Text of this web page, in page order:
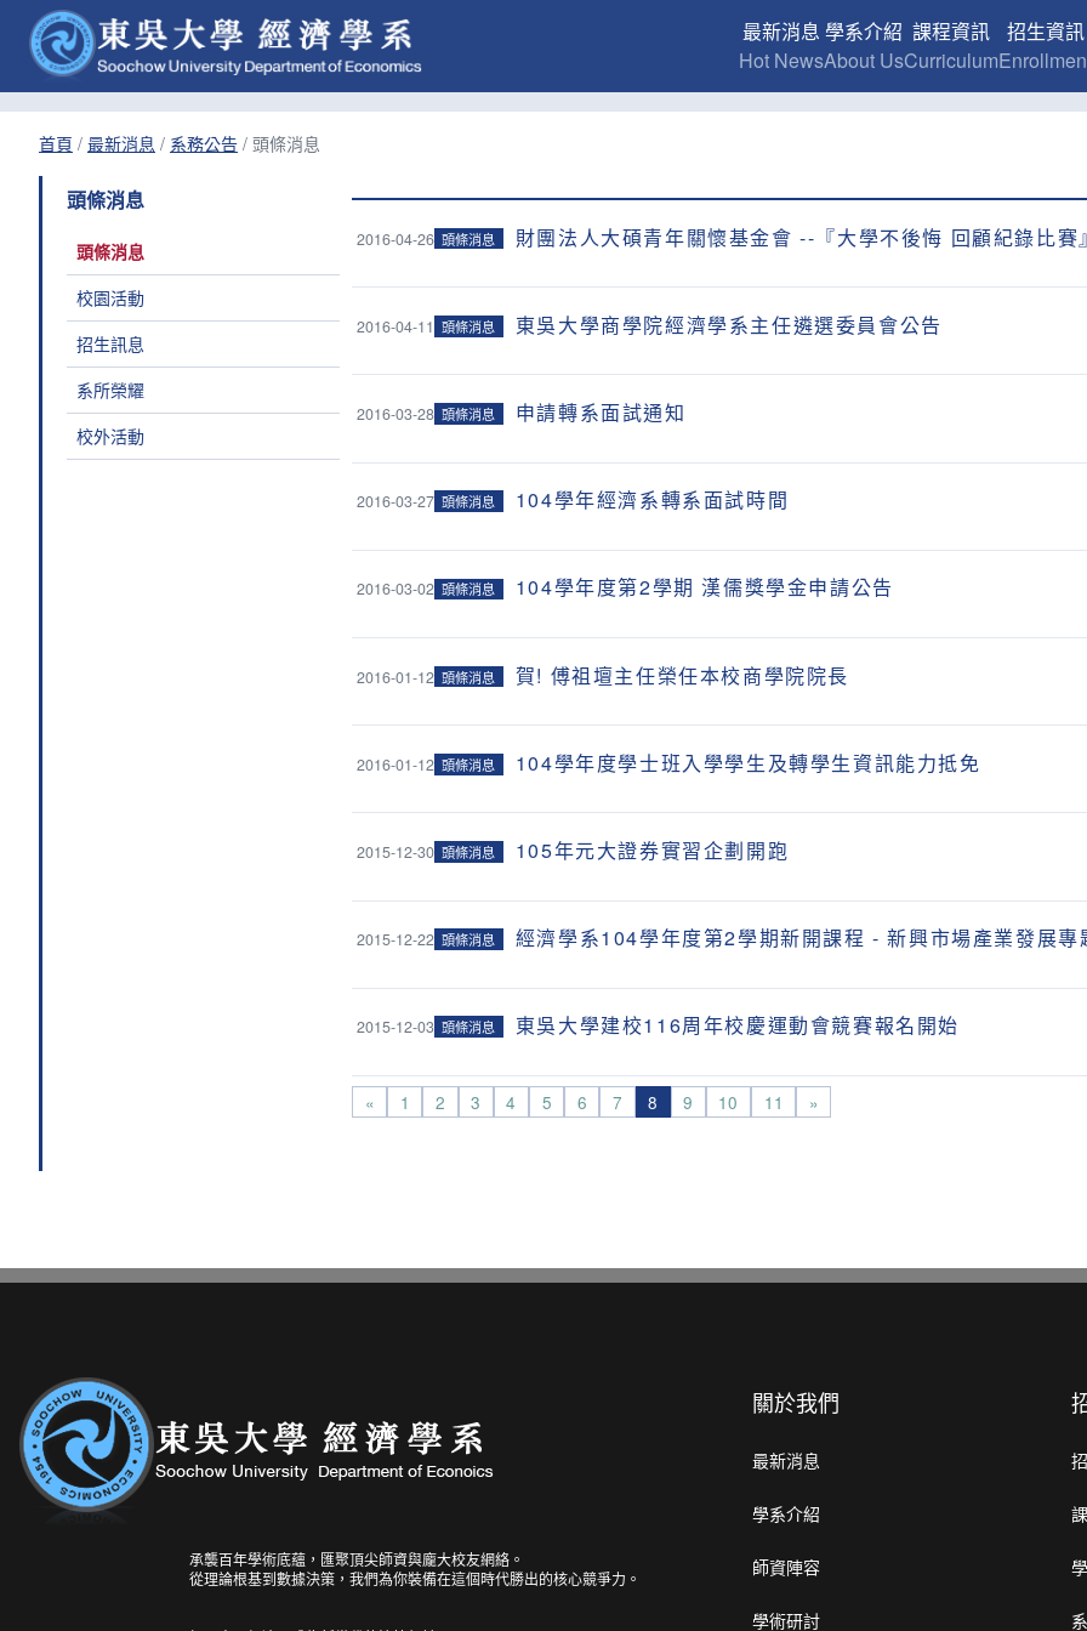
最新消息
Hot News
學系介紹
About Us
課程資訊
Curriculum
招生資訊
首頁 / 最新消息 / 系務公告 / 頭條消息
頭條消息
頭條消息
校園活動
招生訊息
系所榮耀
校外活動
2016-04-26 頭條消息 財團法人大碩青年關懷基金會 --『大學不後悔 回顧紀錄比賽
2016-04-11 頭條消息 東吳大學商學院經濟學系主任遴選委員會公告
2016-03-28 頭條消息 申請轉系面試通知
2016-03-27 頭條消息 104學年經濟系轉系面試時間
2016-03-02 頭條消息 104學年度第2學期 漢儒獎學金申請公告
2016-01-12 頭條消息 賀! 傅祖壇主任榮任本校商學院院長
2016-01-12 頭條消息 104學年度學士班入學學生及轉學生資訊能力抵免
2015-12-30 頭條消息 105年元大證券實習企劃開跑
2015-12-22 頭條消息 經濟學系104學年度第2學期新開課程 - 新興市場產業發展專
2015-12-03 頭條消息 東吳大學建校116周年校慶運動會競賽報名開始
« 1 2 3 4 5 6 7 8 9 10 11 »
承襲百年學術底蘊，匯聚頂尖師資與龐大校友網絡。
從理論根基到數據決策，我們為你裝備在這個時代勝出的核心競爭力。
關於我們
最新消息
學系介紹
師資陣容
學術研討